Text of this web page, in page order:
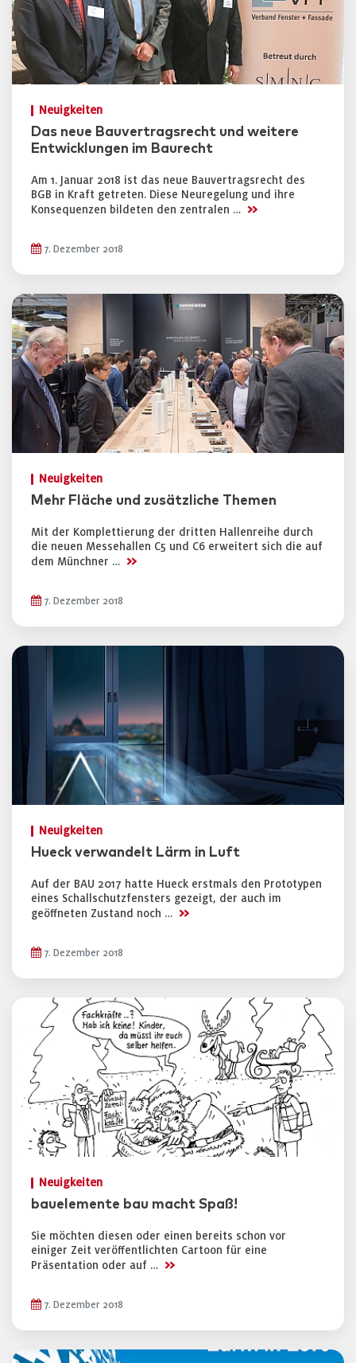
Neuigkeiten
Das neue Bauvertragsrecht und weitere
Entwicklungen im Baurecht
Am 1. Januar 2018 ist das neue Bauvertragsrecht des
BGB in Kraft getreten. Diese Neuregelung und ihre
Konsequenzen bildeten den zentralen … >>
7. Dezember 2018
Neuigkeiten
Mehr Fläche und zusätzliche Themen
Mit der Komplettierung der dritten Hallenreihe durch
die neuen Messehallen C5 und C6 erweitert sich die auf
dem Münchner … >>
7. Dezember 2018
Neuigkeiten
Hueck verwandelt Lärm in Luft
Auf der BAU 2017 hatte Hueck erstmals den Prototypen
eines Schallschutzfensters gezeigt, der auch im
geöffneten Zustand noch … >>
7. Dezember 2018
Neuigkeiten
bauelemente bau macht Spaß!
Sie möchten diesen oder einen bereits schon vor
einiger Zeit veröffentlichten Cartoon für eine
Präsentation oder auf … >>
7. Dezember 2018